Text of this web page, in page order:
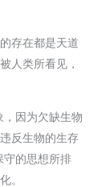
存在都是天道
人类所看见，
因为欠缺生物
反生物的生存
守的思想所排
。